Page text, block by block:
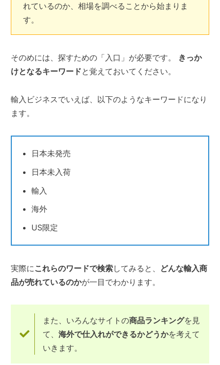
れているのか、相場を調べることから始まりま
す。
そのめには、探すための「入口」が必要です。 きっか
けとなるキーワードと覚えておいてください。
輸入ビジネスでいえば、以下のようなキーワードになり
ます。
日本未発売
日本未入荷
輸入
海外
US限定
実際に これらのワードで検索してみると、 どんな輸入商
品が売れているのかが一目でわかります。
また、いろんなサイトの商品ランキングを見
て、海外で仕入れができるかどうかを考えて
いきます。